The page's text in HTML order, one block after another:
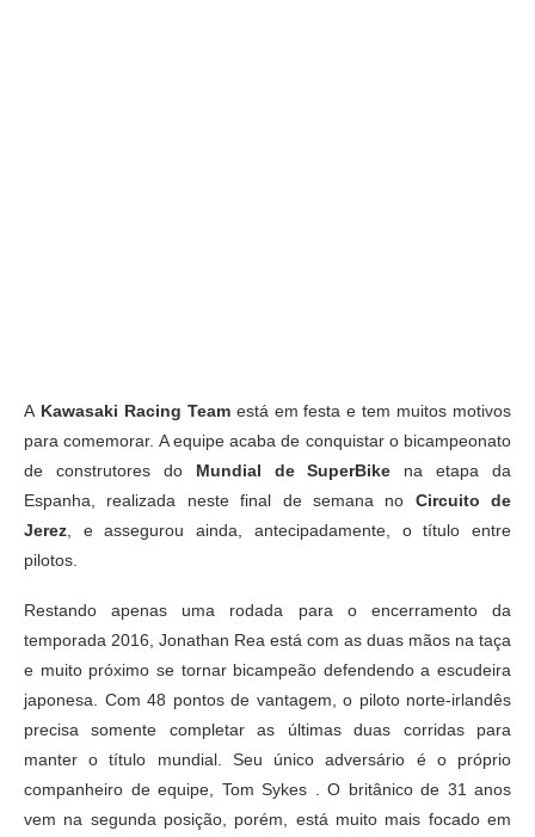
A Kawasaki Racing Teamestá em festa e tem muitos motivos
para comemorar. A equipe acaba de conquistar o bicampeonato
de construtores doMundial de SuperBike na etapa da
Espanha, realizada neste final de semana no Circuito de
Jerez , e assegurou ainda, antecipadamente, o título entre
pilotos.
Restando apenas uma rodada para o encerramento da
temporada 2016, Jonathan Rea está com as duas mãos na taça
e muito próximo se tornar bicampeão defendendo a escudeira
japonesa. Com 48 pontos de vantagem, o piloto norte-irlandês
precisa somente completar as últimas duas corridas para
manter o título mundial. Seu único adversário é o próprio
companheiro de equipe, Tom Sykes . O britânico de 31 anos
vem na segunda posição, porém, está muito mais focado em